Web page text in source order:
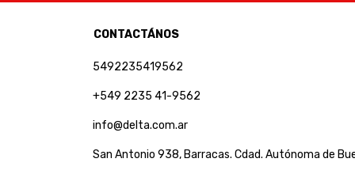
CONTACTÁNOS
5492235419562
+549 2235 41-9562
info@delta.com.ar
San Antonio 938, Barracas. Cdad. Autónoma de